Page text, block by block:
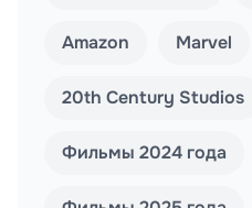
Amazon Marvel
20th Century Studios
Фильмы 2024 года